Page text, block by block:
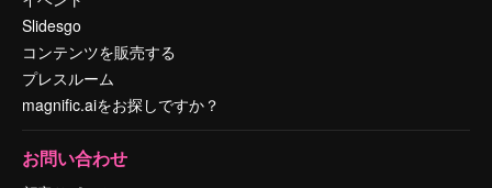
Slidesgo
コンテンツを販売する
プレスルーム
magnific.aiをお探しですか？
お問い合わせ